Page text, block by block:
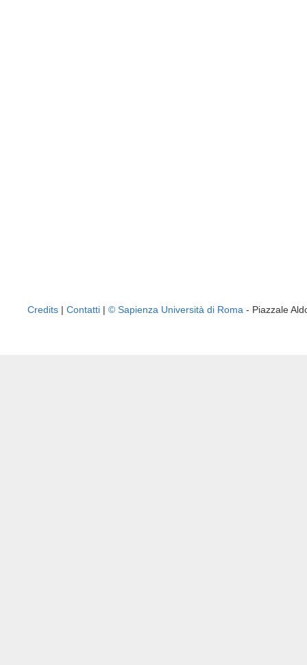
Credits | Contatti | © Sapienza Università di Roma - Piazzale